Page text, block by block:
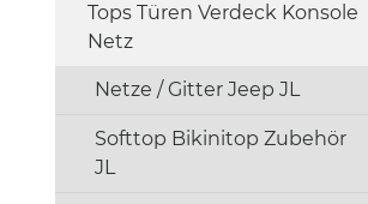
Tops Türen Verdeck Konsole
Netz
Netze / Gitter Jeep JL
Softtop Bikinitop Zubehör
JL